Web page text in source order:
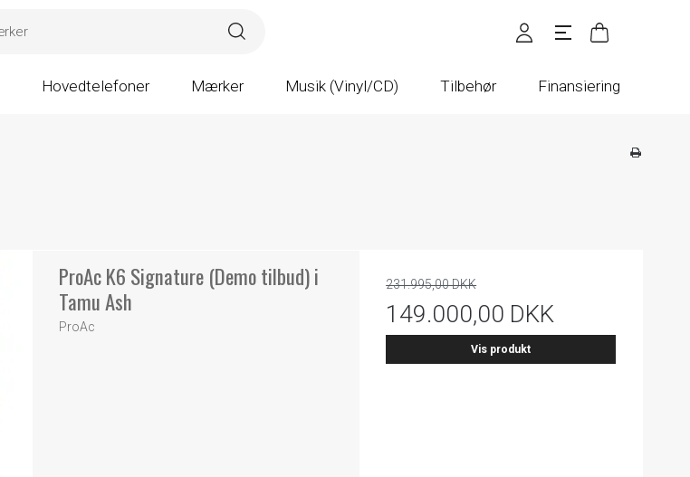
Hovedtelefoner Mærker Musik (Vinyl/CD) Tilbehør Finansiering
ProAc K6 Signature (Demo tilbud) i
Tamu Ash
ProAc
231.995,00 DKK
149.000,00 DKK
Vis produkt